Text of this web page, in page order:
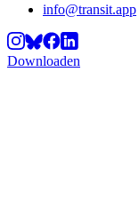
info@transit.app
Downloaden